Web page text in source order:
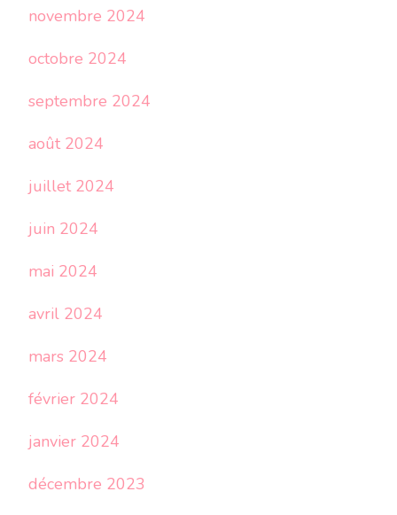
novembre 2024
octobre 2024
septembre 2024
août 2024
juillet 2024
juin 2024
mai 2024
avril 2024
mars 2024
février 2024
janvier 2024
décembre 2023